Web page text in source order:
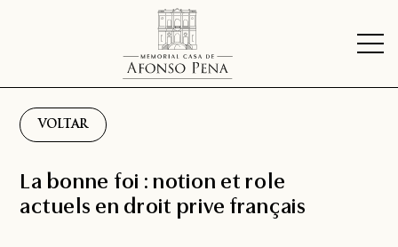
VOLTAR
La bonne foi : notion et role
actuels en droit prive français